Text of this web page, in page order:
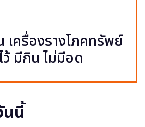
เครื่องรางโภคทรัพย์
มีกิน ไม่มีอด
นนี้